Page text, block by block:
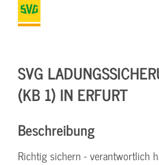
SVG
(KB 1) IN ERFURT
Beschreibung
Richtig sichern - verantwortlich